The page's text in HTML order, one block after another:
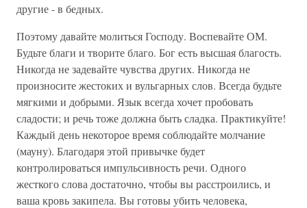
другие - в бедных.
Поэтому давайте молиться Господу. Воспевайте ОМ.
Будьте благи и творите благо. Бог есть высшая благость.
Никогда не задевайте чувства других. Никогда не
произносите жестоких и вульгарных слов. Всегда будьте
мягкими и добрыми. Язык всегда хочет пробовать
сладости; и речь тоже должна быть сладка. Практикуйте!
Каждый день некоторое время соблюдайте молчание
(мауну). Благодаря этой привычке будет
контролироваться импульсивность речи. Одного
жесткого слова достаточно, чтобы вы расстроились, и
ваша кровь закипела. Вы готовы убить человека,